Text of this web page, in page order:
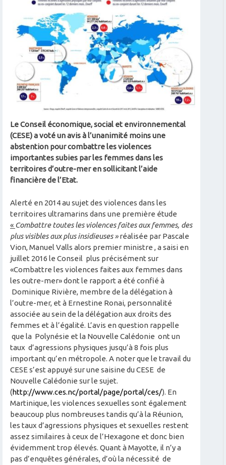
Le Conseil économique, social et environnemental
(CESE) a voté un avis à l’unanimité moins une
abstention pour combattre les violences
importantes subies par les femmes dans les
territoires d’outre-mer en sollicitant l’aide
financière de l’Etat.
Alerté en 2014 au sujet des violences dans les
territoires ultramarins dans une première étude
« Combattre toutes les violences faites aux femmes, des
plus visibles aux plus insidieuses »réalisée par Pascale
Vion, Manuel Valls alors premier ministre , a saisi en
juillet 2016 le Conseil plus précisément sur
«Combattre les violences faites aux femmes dans
les outre-mer» dont le rapport a été confié à
Dominique Rivière, membre de la délégation à
l’outre-mer, et à Ernestine Ronai, personnalité
associée au sein de la délégation aux droits des
femmes et à l’égalité. L’avis en question rappelle
que la Polynésie et la Nouvelle Calédonie ont un
taux d’agressions physiques jusqu’à 8 fois plus
important qu’en métropole. A noter que le travail du
CESE s’est appuyé sur une saisine du CESE de
Nouvelle Calédonie sur le sujet.
(http://www.ces.nc/portal/page/portal/ces/). En
Martinique, les violences sexuelles sont également
beaucoup plus nombreuses tandis qu’à la Réunion,
les taux d’agressions physiques et sexuelles restent
assez similaires à ceux de l’Hexagone et donc bien
évidemment trop élevés. Quant à Mayotte, il n’y a
pas d’enquêtes générales, d’où la nécessité de